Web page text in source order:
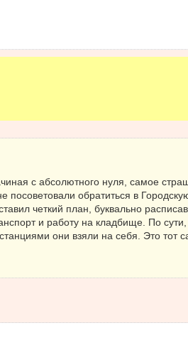
с абсолютного нуля, самое
посоветовали обратиться в
четкий план, буквально
и работу на кладбище. По
они взяли на себя. Это тот